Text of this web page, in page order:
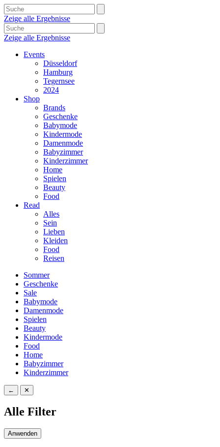
Zeige alle Ergebnisse
Zeige alle Ergebnisse
Events
Düsseldorf
Hamburg
Tegernsee
2024
Shop
Brands
Geschenke
Babymode
Kindermode
Damenmode
Babyzimmer
Kinderzimmer
Home
Spielen
Beauty
Food
Read
Alles
Sein
Lieben
Kleiden
Food
Reisen
Sommer
Geschenke
Sale
Babymode
Damenmode
Spielen
Beauty
Kindermode
Food
Home
Babyzimmer
Kinderzimmer
← ✕
Alle Filter
Anwenden